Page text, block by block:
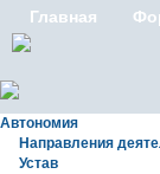
Главная
Автономия
Направления
Устав